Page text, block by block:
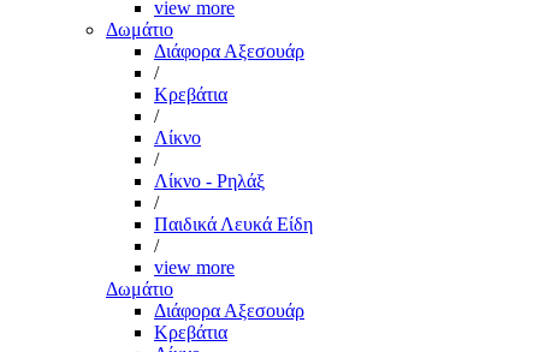
view more
Δωμάτιο
Διάφορα Αξεσουάρ
/
Κρεβάτια
/
Λίκνο
/
Λίκνο - Ρηλάξ
/
Παιδικά Λευκά Είδη
/
view more
Δωμάτιο
Διάφορα Αξεσουάρ
Κρεβάτια